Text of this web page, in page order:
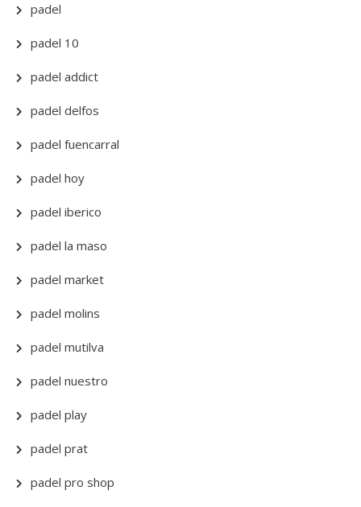
padel
padel 10
padel addict
padel delfos
padel fuencarral
padel hoy
padel iberico
padel la maso
padel market
padel molins
padel mutilva
padel nuestro
padel play
padel prat
padel pro shop